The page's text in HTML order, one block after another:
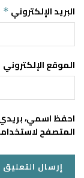
البريد الإلكتروني *
الموقع الإلكتروني
احفظ اسمي، بريدي
المتصفح